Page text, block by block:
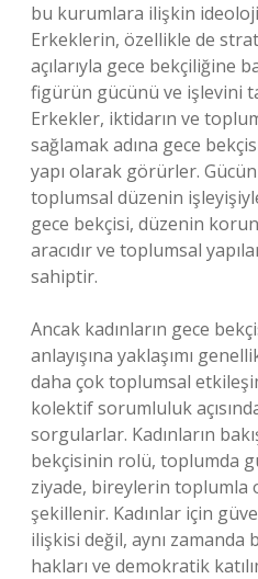
bu kurumlara ilişkin
Erkeklerin, özellikle de
açılarıyla gece bekçiliğine
figürün gücünü ve işlevini
Erkekler, iktidarın ve
sağlamak adına gece
yapı olarak görürler. Gücün
toplumsal düzenin
gece bekçisi, düzenin
aracıdır ve toplumsal
sahiptir.
Ancak kadınların gece
anlayışına yaklaşımı
daha çok toplumsal
kolektif sorumluluk
sorgularlar. Kadınların
bekçisinin rolü, toplumda
ziyade, bireylerin toplumla
şekillenir. Kadınlar için
ilişkisi değil, aynı zamanda
hakları ve demokratik